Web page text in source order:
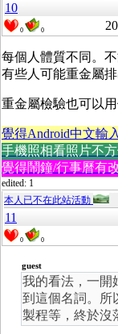
10
0 0
每個人體質不同。
有些人可能重金屬
重金屬檢驗也可以
覺得Android中文輸
手機照相看照片不
覺得鬧鐘/行事曆有
edited: 1
本人已不在此站活動
11
0 0
guest
我的看法，一開
到這個名詞。所
製程等，終於沒